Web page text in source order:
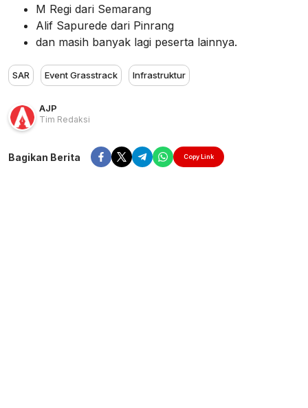
M Regi dari Semarang
Alif Sapurede dari Pinrang
dan masih banyak lagi peserta lainnya.
SAR Event Grasstrack Infrastruktur
AJP
Tim Redaksi
Bagikan Berita Copy Link